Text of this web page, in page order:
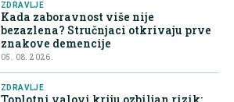
ZDRAVLJE
Kada zaboravnost više nije
bezazlena? Stručnjaci otkrivaju prve
znakove demencije
05. 08. 2026.
ZDRAVLJE